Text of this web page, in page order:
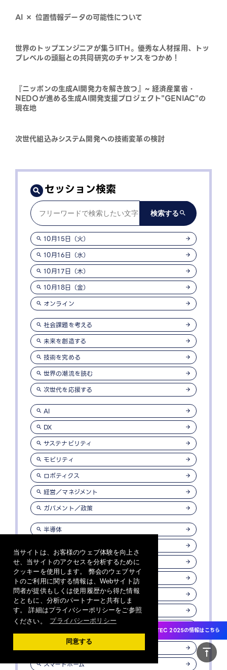
当サイトは、お客様のウェブ体験を向上さ
せ、当サイトのアクセスを分析するために
クッキーを使用します。 弊会のウェブサイ
トのご利用に関する情報は、Webサイト訪
問者が提供もしくは使用履歴から得た情報
とともに、分析のパートナーと共有しま
す。 詳細はプライバシーポリシーをご参照
ください。
プライバシーポリシー
同意する
AI × 位置情報データの可能性について
世界のトップエンジニアが集うIITH。優秀な人材採用、トッ
プレベルの頭脳との共同研究のチャンスをつかめ！
『ニッポンの生成AI開発力を解き放つ』~ 経済産業省・
NEDOが進める生成AI開発支援プロジェクト"GENIAC"の
現在地
次世代組込みシステム開発への技術変革の検討
セッション検索
10月15日（火）
10月16日（水）
10月17日（木）
10月18日（金）
オンライン
社会課題を考える
未来を創造する
技術を究める
世界の潮流を読む
次世代を応援する
AI
DX
サステナビリティ
モビリティ
ロボティクス
経営／マネジメント
ガバメント／政策
半導体
カーボンニュートラル
次世代通信
電子部品
セキュリティ
プライバシー
コネクティビティ
スマートホーム
CEATEC 2025の情報はこちら
vertical_align_top